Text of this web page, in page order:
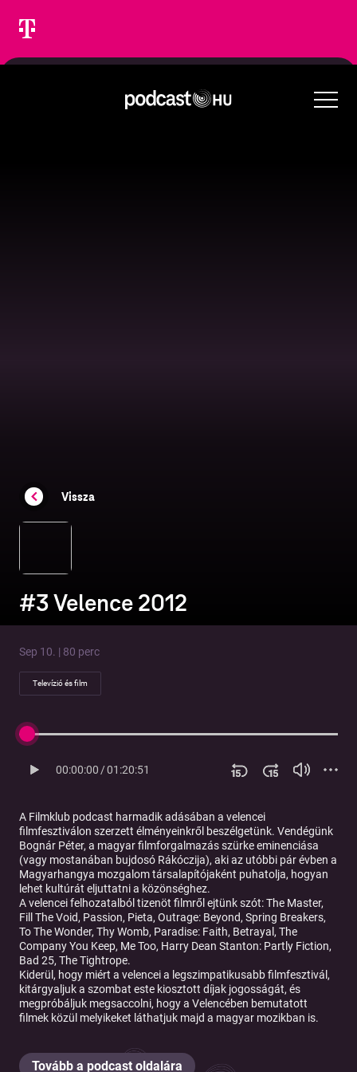
Vissza
#3 Velence 2012
Sep 10. | 80 perc
Televízió és film
00:00:00/01:20:51
A Filmklub podcast harmadik adásában a velencei
filmfesztiválon szerzett élményeinkről beszélgetünk. Vendégünk
Bognár Péter, a magyar filmforgalmazás szürke eminenciása
(vagy mostanában bujdosó Rákóczija), aki az utóbbi pár évben a
Magyarhangya mozgalom társalapítójaként puhatolja, hogyan
lehet kultúrát eljuttatni a közönséghez.
A velencei felhozatalból tizenöt filmről ejtünk szót: The Master,
Fill The Void, Passion, Pieta, Outrage: Beyond, Spring Breakers,
To The Wonder, Thy Womb, Paradise: Faith, Betrayal, The
Company You Keep, Me Too, Harry Dean Stanton: Partly Fiction,
Bad 25, The Tightrope.
Kiderül, hogy miért a velencei a legszimpatikusabb filmfesztivál,
kitárgyaljuk a szombat este kiosztott díjak jogosságát, és
megpróbáljuk megsaccolni, hogy a Velencében bemutatott
filmek közül melyikeket láthatjuk majd a magyar mozikban is.
Tovább a podcast oldalára